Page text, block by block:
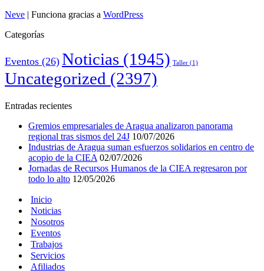
Neve | Funciona gracias a WordPress
Categorías
Eventos (26) Noticias (1945) Taller (1)
Uncategorized (2397)
Entradas recientes
Gremios empresariales de Aragua analizaron panorama
regional tras sismos del 24J 10/07/2026
Industrias de Aragua suman esfuerzos solidarios en centro de
acopio de la CIEA 02/07/2026
Jornadas de Recursos Humanos de la CIEA regresaron por
todo lo alto 12/05/2026
Inicio
Noticias
Nosotros
Eventos
Trabajos
Servicios
Afiliados